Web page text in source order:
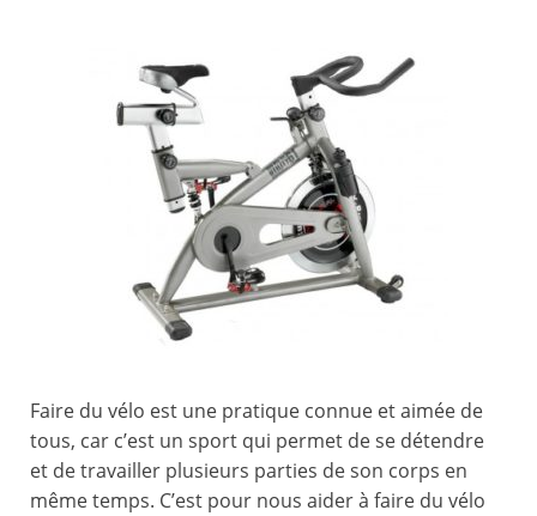
Faire du vélo est une pratique connue et aimée de
tous, car c’est un sport qui permet de se détendre
et de travailler plusieurs parties de son corps en
même temps. C’est pour nous aider à faire du vélo